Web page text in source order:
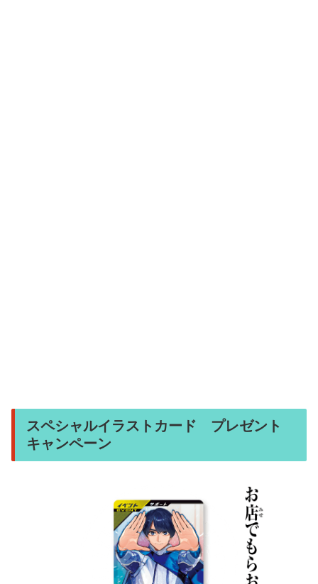
スペシャルイラストカード プレゼント
キャンペーン